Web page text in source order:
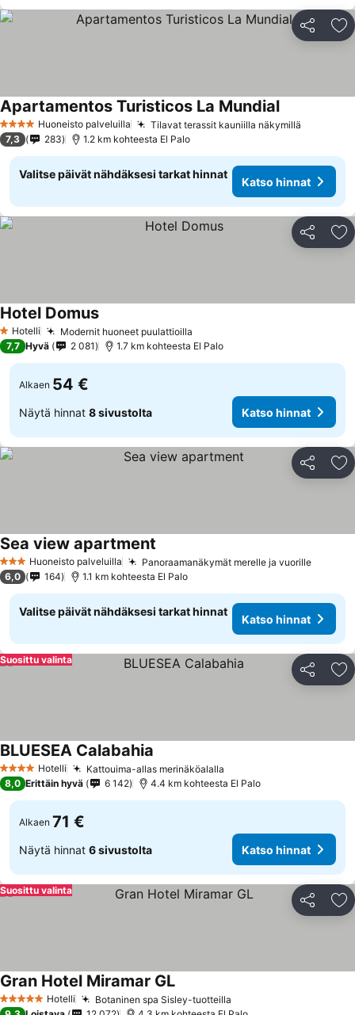
Jaa
4 TähtiluokitusHuoneisto palveluilla Tilavat terassit kauniilla näkymillä
Apartamentos Turisticos La Mundial
7,3 283 1.2 km kohteesta El Palo
Valitse päivät nähdäksesi tarkat hinnat
Katso hinnat
Jaa
1 Tähtiluokitus
Hotelli Modernit huoneet puulattioilla
Hotel Domus
7,7 Hyvä 2 081 1.7 km kohteesta El Palo
Alkaen 54 €
Näytä hinnat 8 sivustolta Katso hinnat
Jaa
3 Tähtiluokitus
Huoneisto palveluilla Panoraamanäkymät merelle ja vuorille
Sea view apartment
6,0 164 1.1 km kohteesta El Palo
Valitse päivät nähdäksesi tarkat hinnat
Katso hinnat
Jaa
Suosittu valinta
4 Tähtiluokitus
Hotelli Kattouima-allas merinäköalalla
BLUESEA Calabahia
8,0 Erittäin hyvä 6 142 4.4 km kohteesta El Palo
Alkaen 71 €
Näytä hinnat 6 sivustolta Katso hinnat
Jaa
Suosittu valinta
5 Tähtiluokitus
Hotelli Botaninen spa Sisley-tuotteilla
Gran Hotel Miramar GL